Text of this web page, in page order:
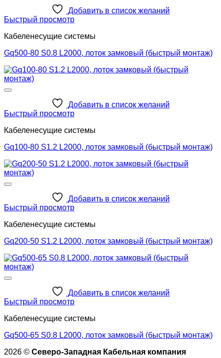
Добавить в список желаний
Быстрый просмотр
Кабеленесущие системы
Gq500-80 S0.8 L2000, лоток замковый (быстрый монтаж)
Добавить в список желаний
Быстрый просмотр
Кабеленесущие системы
Gq100-80 S1.2 L2000, лоток замковый (быстрый монтаж)
Добавить в список желаний
Быстрый просмотр
Кабеленесущие системы
Gq200-50 S1.2 L2000, лоток замковый (быстрый монтаж)
Добавить в список желаний
Быстрый просмотр
Кабеленесущие системы
Gq500-65 S0.8 L2000, лоток замковый (быстрый монтаж)
2026 © Северо-Западная Кабельная компания